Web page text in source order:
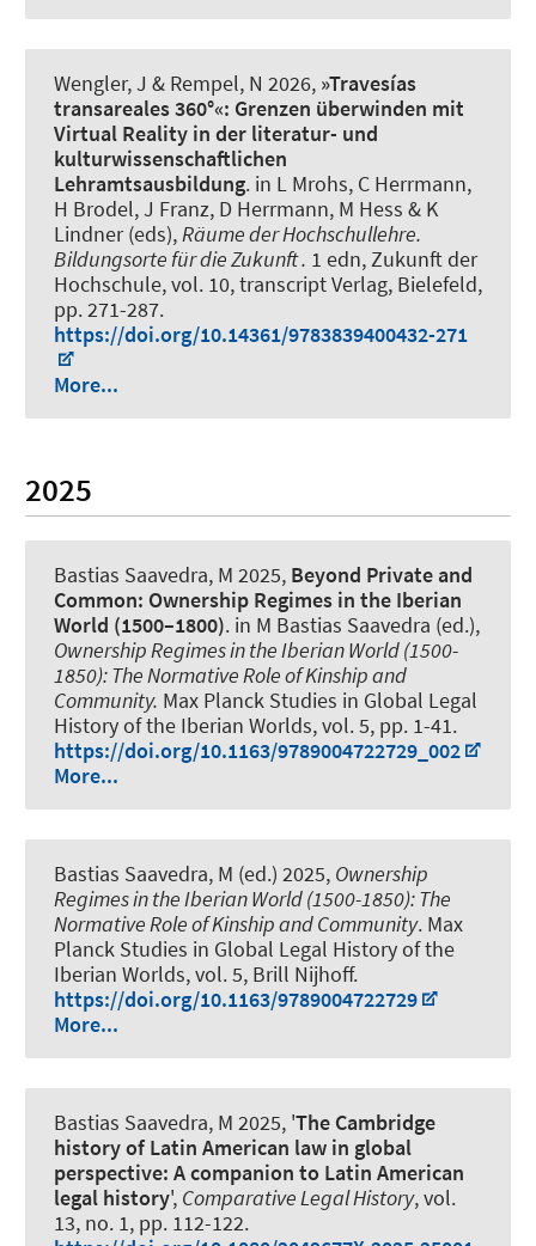
Wengler, J & Rempel, N 2026, »Travesías
transareales 360°«: Grenzen überwinden mit
Virtual Reality in der literatur- und
kulturwissenschaftlichen
Lehramtsausbildung. in L Mrohs, C Herrmann,
H Brodel, J Franz, D Herrmann, M Hess & K
Lindner (eds),Räume der Hochschullehre.
Bildungsorte für die Zukunft . 1 edn, Zukunft der
Hochschule, vol. 10, transcript Verlag, Bielefeld,
pp. 271-287.
https://doi.org/10.14361/9783839400432-271
More...
2025
Bastias Saavedra, M 2025, Beyond Private and
Common: Ownership Regimes in the Iberian
World (1500–1800). in M Bastias Saavedra (ed.),
Ownership Regimes in the Iberian World (1500-
1850): The Normative Role of Kinship and
Community. Max Planck Studies in Global Legal
History of the Iberian Worlds, vol. 5, pp. 1-41.
https://doi.org/10.1163/9789004722729_002
More...
Bastias Saavedra, M (ed.) 2025, Ownership
Regimes in the Iberian World (1500-1850): The
Normative Role of Kinship and Community. Max
Planck Studies in Global Legal History of the
Iberian Worlds, vol. 5, Brill Nijhoff.
https://doi.org/10.1163/9789004722729
More...
Bastias Saavedra, M 2025, 'The Cambridge
history of Latin American law in global
perspective: A companion to Latin American
legal history', Comparative Legal History, vol.
13, no. 1, pp. 112-122.